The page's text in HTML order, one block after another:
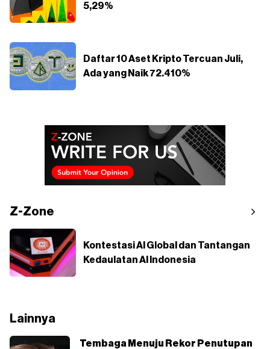
5,29%
Daftar 10 Aset Kripto Tercuan Juli,
Ada yang Naik 72.410%
Z-Zone
Kontestasi AI Global dan Tantangan
Kedaulatan AI Indonesia
Lainnya
Tembaga Menuju Rekor Penutupan